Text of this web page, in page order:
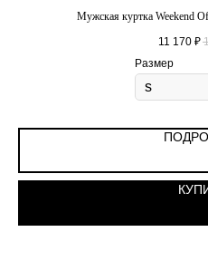
Мужская куртка Weekend
11 170 ₽
Размер